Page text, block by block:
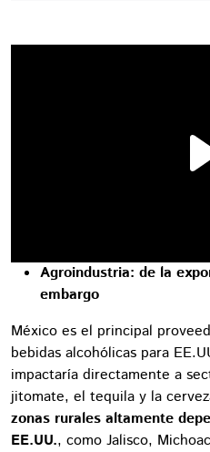
Agroindustria: de la
embargo
México es el principal
bebidas alcohólicas para
impactaría directamente a
jitomate, el tequila y la
zonas rurales altamente
EE.UU., como Jalisco,